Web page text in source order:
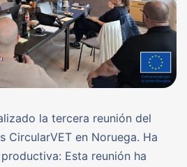
la tercera reunión del
CircularVET en Noruega. Ha
Esta reunión ha